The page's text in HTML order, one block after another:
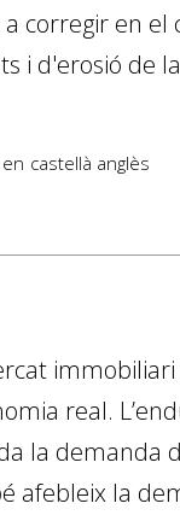
corregir en
i d'erosió de
castellà anglès
real.
la demanda
afebleix la